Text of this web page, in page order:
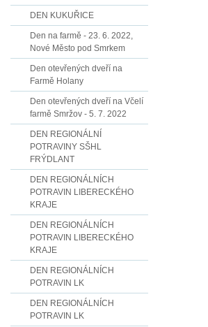
DEN KUKUŘICE
Den na farmě - 23. 6. 2022,
Nové Město pod Smrkem
Den otevřených dveří na
Farmě Holany
Den otevřených dveří na Včelí
farmě Smržov - 5. 7. 2022
DEN REGIONÁLNÍ
POTRAVINY SŠHL
FRÝDLANT
DEN REGIONÁLNÍCH
POTRAVIN LIBERECKÉHO
KRAJE
DEN REGIONÁLNÍCH
POTRAVIN LIBERECKÉHO
KRAJE
DEN REGIONÁLNÍCH
POTRAVIN LK
DEN REGIONÁLNÍCH
POTRAVIN LK